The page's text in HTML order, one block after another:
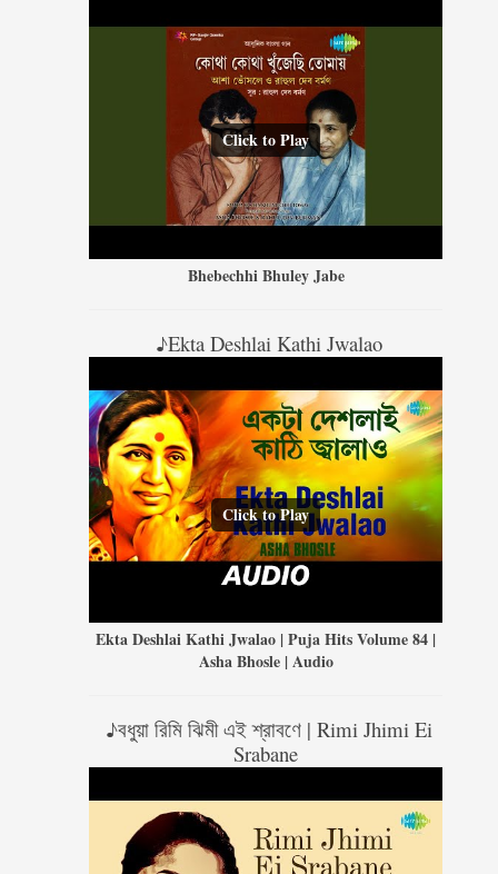
Click to Play
Bhebechhi Bhuley Jabe
♪Ekta Deshlai Kathi Jwalao
Click to Play
Ekta Deshlai Kathi Jwalao | Puja Hits Volume 84 |
Asha Bhosle | Audio
♪বধুয়া রিমি ঝিমী এই শ্রাবণে | Rimi Jhimi Ei
Srabane